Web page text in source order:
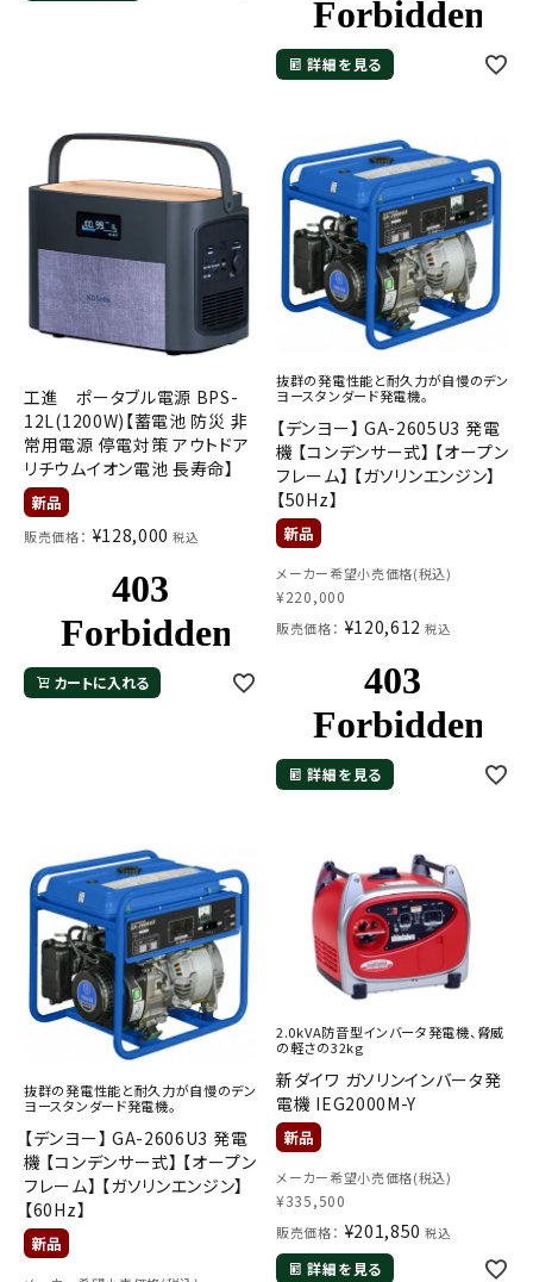
詳細を見る
工進 ポータブル電源 BPS-
12L(1200W)【蓄電池 防災 非
常用電源 停電対策 アウトドア
リチウムイオン電池 長寿命】
販売価格： ¥128,000 税込
カートに入れる
抜群の発電性能と耐久力が自慢のデン
ヨースタンダード発電機。
【デンヨー】 GA-2605U3 発電
機 【コンデンサー式】 【オープン
フレーム】 【ガソリンエンジン】
【50Hz】
メーカー希望小売価格(税込)
¥220,000
販売価格： ¥120,612 税込
詳細を見る
抜群の発電性能と耐久力が自慢のデン
ヨースタンダード発電機。
【デンヨー】 GA-2606U3 発電
機 【コンデンサー式】 【オープン
フレーム】 【ガソリンエンジン】
【60Hz】
2.0kVA防音型インバータ発電機、脅威
の軽さの32kg
新ダイワ ガソリンインバータ発
電機 IEG2000M-Y
メーカー希望小売価格(税込)
¥335,500
販売価格： ¥201,850 税込
詳細を見る